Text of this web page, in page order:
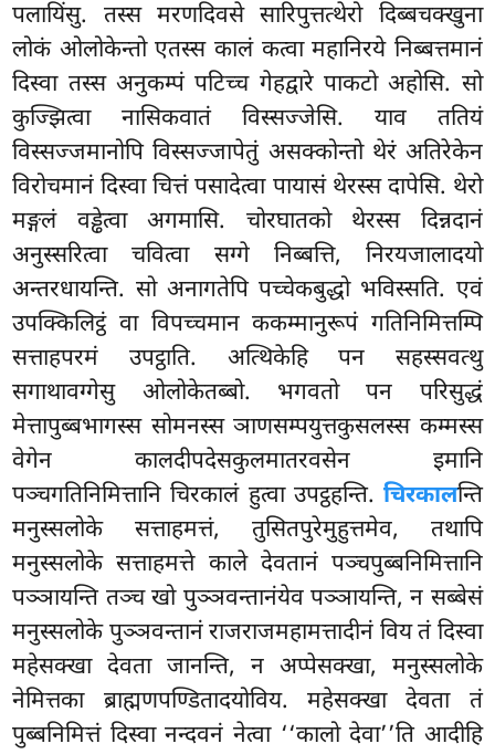
पलायिंसु. तस्स मरणदिवसे सारिपुत्तत्थेरो दिब्बचक्खुना
लोकं ओलोकेन्तो एतस्स कालं कत्वा महानिरये निब्बत्तमानं
दिस्वा तस्स अनुकम्पं पटिच्च गेहद्वारे पाकटो अहोसि. सो
कुज्झित्वा नासिकवातं विस्सज्जेसि. याव ततियं
विस्सज्जमानोपि विस्सज्जापेतुं असक्कोन्तो थेरं अतिरेकेन
विरोचमानं दिस्वा चित्तं पसादेत्वा पायासं थेरस्स दापेसि. थेरो
मङ्गलं वड्ढेत्वा अगमासि. चोरघातको थेरस्स दिन्नदानं
अनुस्सरित्वा चवित्वा सग्गे निब्बत्ति, निरयजालादयो
अन्तरधायन्ति. सो अनागतेपि पच्चेकबुद्धो भविस्सति. एवं
उपक्किलिट्ठं वा विपच्चमान ककम्मानुरूपं गतिनिमित्तम्पि
सत्ताहपरमं उपट्ठाति. अत्थिकेहि पन सहस्सवत्थु
सगाथावग्गेसु ओलोकेतब्बो. भगवतो पन परिसुद्धं
मेत्तापुब्बभागस्स सोमनस्स ञाणसम्पयुत्तकुसलस्स कम्मस्स
वेगेन कालदीपदेसकुलमातरवसेन इमानि
पञ्चगतिनिमित्तानि चिरकालं हुत्वा उपट्ठहन्ति. चिरकालन्ति
मनुस्सलोके सत्ताहमत्तं, तुसितपुरेमुहुत्तमेव, तथापि
मनुस्सलोके सत्ताहमत्ते काले देवतानं पञ्चपुब्बनिमित्तानि
पञ्ञायन्ति तञ्च खो पुञ्ञवन्तानंयेव पञ्ञायन्ति, न सब्बेसं
मनुस्सलोके पुञ्ञवन्तानं राजराजमहामत्तादीनं विय तं दिस्वा
महेसक्खा देवता जानन्ति, न अप्पेसक्खा, मनुस्सलोके
नेमित्तका ब्राह्मणपण्डितादयोविय. महेसक्खा देवता तं
पुब्बनिमित्तं दिस्वा नन्दवनं नेत्वा ‘‘कालो देवा’’ति आदीहि